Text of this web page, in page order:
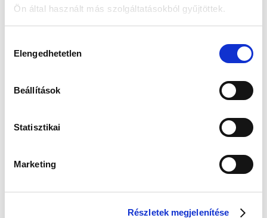
Ön által használt más szolgáltatásokból gyűjtöttek.
kiválasztása
Elengedhetetlen
Beállítások
Statisztikai
Marketing
Részletek megjelenítése